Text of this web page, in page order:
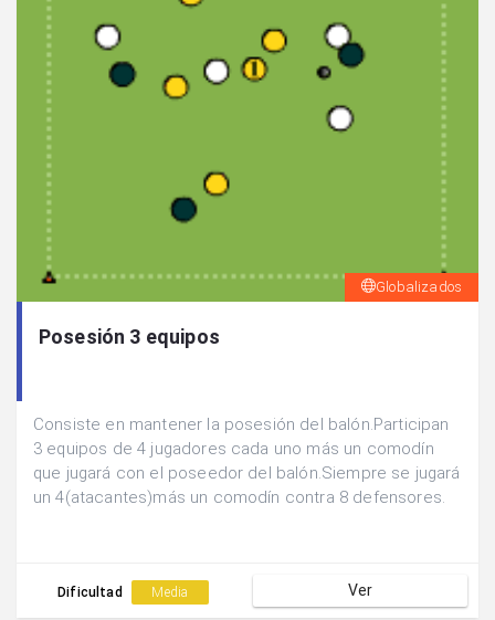
Globalizados
Posesión 3 equipos
Consiste en mantener la posesión del balón.Participan
3 equipos de 4 jugadores cada uno más un comodín
que jugará con el poseedor del balón.Siempre se jugará
un 4(atacantes)más un comodín contra 8 defensores.
Dificultad Media Ver